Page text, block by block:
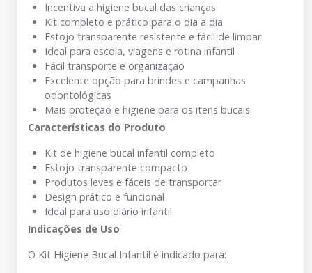
Incentiva a higiene bucal das crianças
Kit completo e prático para o dia a dia
Estojo transparente resistente e fácil de limpar
Ideal para escola, viagens e rotina infantil
Fácil transporte e organização
Excelente opção para brindes e campanhas
odontológicas
Mais proteção e higiene para os itens bucais
Características do Produto
Kit de higiene bucal infantil completo
Estojo transparente compacto
Produtos leves e fáceis de transportar
Design prático e funcional
Ideal para uso diário infantil
Indicações de Uso
O Kit Higiene Bucal Infantil é indicado para: